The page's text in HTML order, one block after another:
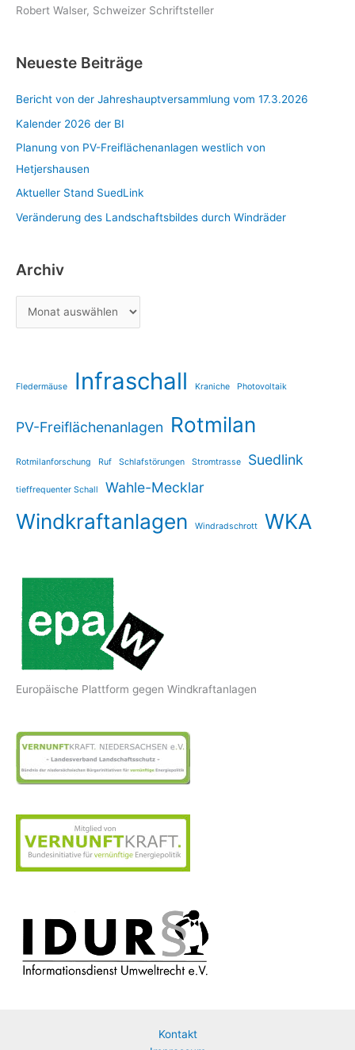
Robert Walser, Schweizer Schriftsteller
Neueste Beiträge
Bericht von der Jahreshauptversammlung vom 17.3.2026
Kalender 2026 der BI
Planung von PV-Freiflächenanlagen westlich von
Hetjershausen
Aktueller Stand SuedLink
Veränderung des Landschaftsbildes durch Windräder
Archiv
Fledermäuse Infraschall Kraniche Photovoltaik
PV-Freiflächenanlagen Rotmilan
Rotmilanforschung Ruf Schlafstörungen Stromtrasse Suedlink
tieffrequenter Schall Wahle-Mecklar
Windkraftanlagen Windradschrott WKA
Europäische Plattform gegen Windkraftanlagen
Kontakt